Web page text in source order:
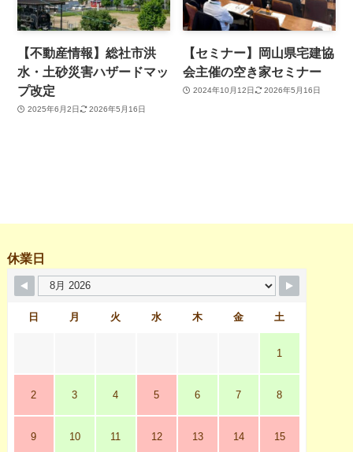
【不動産情報】総社市洪
水・土砂災害ハザードマッ
プ改定
2025年6月2日 2026年5月16日
【セミナー】岡山県宅建協
会主催の空き家セミナー
2024年10月12日 2026年5月16日
休業日
日 月 火 水 木 金 土
1
2 3 4 5 6 7 8
9 10 11 12 13 14 15